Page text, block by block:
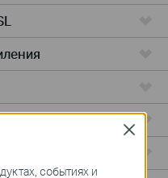
событиях и
Close